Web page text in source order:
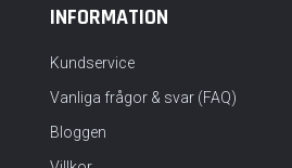
INFORMATION
Kundservice
Vanliga frågor & svar (FAQ)
Bloggen